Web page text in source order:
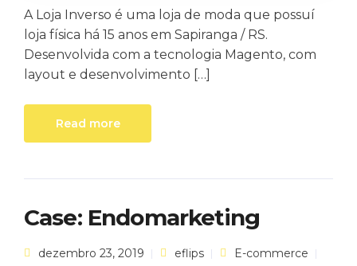
A Loja Inverso é uma loja de moda que possuí
loja física há 15 anos em Sapiranga / RS.
Desenvolvida com a tecnologia Magento, com
layout e desenvolvimento […]
Read more
Case: Endomarketing
dezembro 23, 2019 eflips
E-commerce